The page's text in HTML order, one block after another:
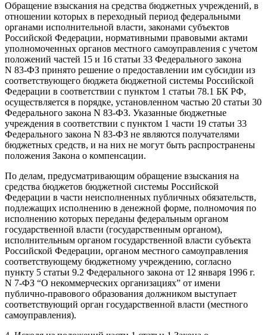
Обращение взыскания на средства бюджетных учреждений, в
отношении которых в переходный период федеральными
органами исполнительной власти, законами субъектов
Российской Федерации, нормативными правовыми актами
уполномоченных органов местного самоуправления с учетом
положений частей 15 и 16 статьи 33 Федерального закона
N 83-ФЗ принято решение о предоставлении им субсидии из
соответствующего бюджета бюджетной системы Российской
Федерации в соответствии с пунктом 1 статьи 78.1 БК РФ,
осуществляется в порядке, установленном частью 20 статьи 30
Федерального закона N 83-ФЗ. Указанные бюджетные
учреждения в соответствии с пунктом 1 части 19 статьи 33
Федерального закона N 83-ФЗ не являются получателями
бюджетных средств, и на них не могут быть распространены
положения Закона о компенсации.
По делам, предусматривающим обращение взыскания на
средства бюджетов бюджетной системы Российской
Федерации в части неисполненных публичных обязательств,
подлежащих исполнению в денежной форме, полномочия по
исполнению которых переданы федеральным органом
государственной власти (государственным органом),
исполнительным органом государственной власти субъекта
Российской Федерации, органом местного самоуправления
соответствующему бюджетному учреждению, согласно
пункту 5 статьи 9.2 Федерального закона от 12 января 1996 г.
N 7-ФЗ “О некоммерческих организациях” от имени
публично-правового образования должником выступает
соответствующий орган государственной власти (местного
самоуправления).